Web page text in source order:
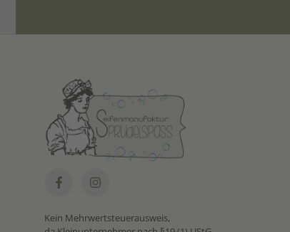
Kein Mehrwertsteuerausweis,